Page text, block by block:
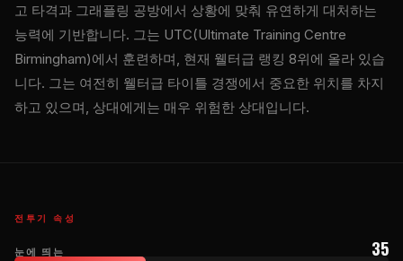
고 타격과 그래플링 공방에서 상황에 맞춰 유연하게 대처하는
능력에 기반합니다. 그는 UTC(Ultimate Training Centre
Birmingham)에서 훈련하며, 현재 웰터급 랭킹 8위에 올라 있습
니다. 그는 여전히 웰터급 타이틀 경쟁에서 중요한 위치를 차지
하고 있으며, 상대에게는 매우 위험한 상대입니다.
전투기 속성
눈에 띄는 35